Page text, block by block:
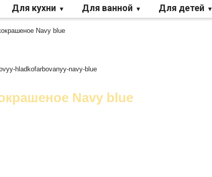
Для кухни Для ванной Для детей
Navy blue
Navy blue